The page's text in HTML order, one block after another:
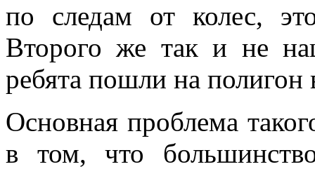
по следам от колес,
Второго же так и не
ребята пошли на полигон
Основная проблема
в том, что